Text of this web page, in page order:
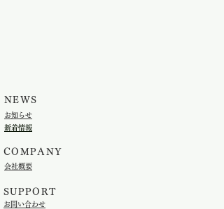
NEWS
​お知らせ
​新着情報
​COMPANY
​会社概要
SUPPORT
​お問い合わせ